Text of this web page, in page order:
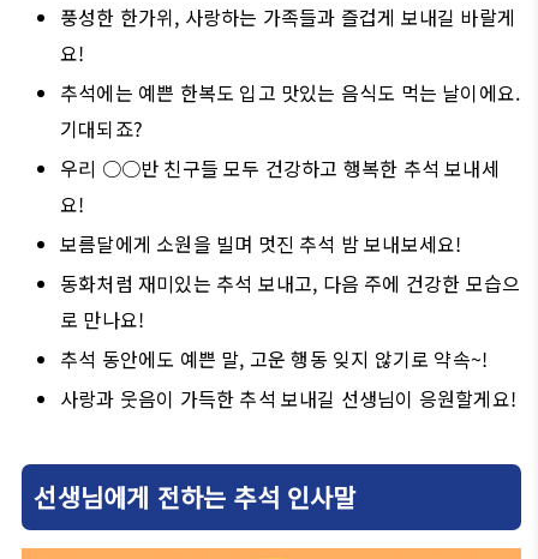
풍성한 한가위, 사랑하는 가족들과 즐겁게 보내길 바랄게
요!
추석에는 예쁜 한복도 입고 맛있는 음식도 먹는 날이에요.
기대되죠?
우리 ○○반 친구들 모두 건강하고 행복한 추석 보내세
요!
보름달에게 소원을 빌며 멋진 추석 밤 보내보세요!
동화처럼 재미있는 추석 보내고, 다음 주에 건강한 모습으
로 만나요!
추석 동안에도 예쁜 말, 고운 행동 잊지 않기로 약속~!
사랑과 웃음이 가득한 추석 보내길 선생님이 응원할게요!
선생님에게 전하는 추석 인사말